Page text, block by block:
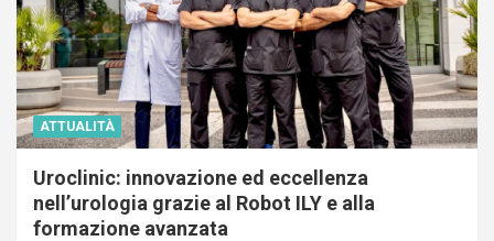
ATTUALITÀ
Uroclinic: innovazione ed eccellenza
nell’urologia grazie al Robot ILY e alla
formazione avanzata